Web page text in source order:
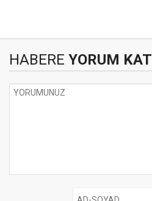
HABERE YORUM KAT